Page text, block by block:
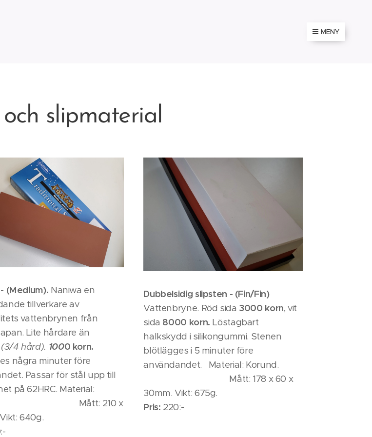
MENY
slipmaterial
(Medium). Naniwa en
tillverkare av
vattenbrynen från
Lite hårdare än
(3/4 hård). 1000 korn.
några minuter före
Passar för stål upp till
på 62HRC. Material:
Mått: 210 x
640g.
Dubbelsidig slipsten - (Fin/Fin)
Vattenbryne. Röd sida 3000 korn, vit
sida 8000 korn. Löstagbart
halkskydd i silikongummi. Stenen
blötlägges i 5 minuter före
användandet. Material: Korund.
Mått: 178 x 60 x
30mm. Vikt: 675g.
Pris: 220:-